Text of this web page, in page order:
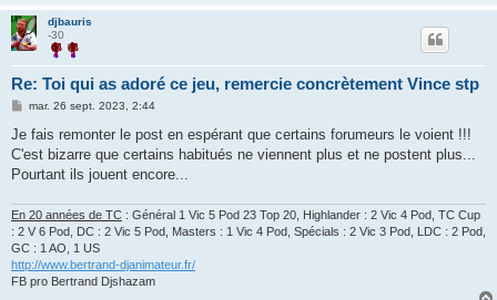
djbauris
-30
Re: Toi qui as adoré ce jeu, remercie concrètement Vince stp
M
s
a
g
mar. 26 sept. 2023, 2:44
Je fais remonter le post en espérant que certains forumeurs le voient !!!
C'est bizarre que certains habitués ne viennent plus et ne postent plus...
Pourtant ils jouent encore...
En 20 années de TC : Général 1 Vic 5 Pod 23 Top 20, Highlander : 2 Vic 4 Pod, TC Cup
: 2 V 6 Pod, DC : 2 Vic 5 Pod, Masters : 1 Vic 4 Pod, Spécials : 2 Vic 3 Pod, LDC : 2 Pod,
GC : 1 AO, 1 US
http://www.bertrand-djanimateur.fr/
FB pro Bertrand Djshazam